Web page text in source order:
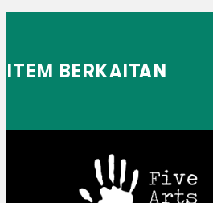
ITEM BERKAITAN